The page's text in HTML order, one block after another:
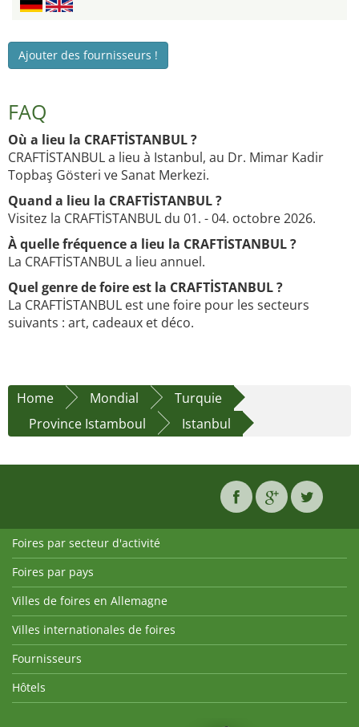
Ajouter des fournisseurs !
FAQ
Où a lieu la CRAFTİSTANBUL ?
CRAFTİSTANBUL a lieu à Istanbul, au Dr. Mimar Kadir
Topbaş Gösteri ve Sanat Merkezi.
Quand a lieu la CRAFTİSTANBUL ?
Visitez la CRAFTİSTANBUL du 01. - 04. octobre 2026.
À quelle fréquence a lieu la CRAFTİSTANBUL ?
La CRAFTİSTANBUL a lieu annuel.
Quel genre de foire est la CRAFTİSTANBUL ?
La CRAFTİSTANBUL est une foire pour les secteurs
suivants : art, cadeaux et déco.
Home Mondial
Turquie
Province Istamboul
Istanbul
Foires par secteur d'activité
Foires par pays
Villes de foires en Allemagne
Villes internationales de foires
Fournisseurs
Hôtels